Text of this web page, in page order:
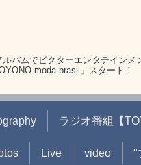
バムでビクターエンタテインメ
moda brasil」スタート！
ラジオ番組【
Live video "